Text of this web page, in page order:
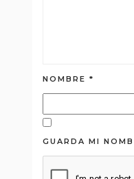
NOMBRE *
GUARDA MI